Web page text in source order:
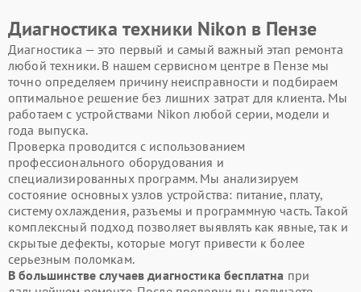
Диагностика техники Nikon в Пензе
Диагностика — это первый и самый важный этап ремонта
любой техники. В нашем сервисном центре в Пензе мы
точно определяем причину неисправности и подбираем
оптимальное решение без лишних затрат для клиента. Мы
работаем с устройствами Nikon любой серии, модели и
года выпуска.
Проверка проводится с использованием
профессионального оборудования и
специализированных программ. Мы анализируем
состояние основных узлов устройства: питание, плату,
систему охлаждения, разъемы и программную часть. Такой
комплексный подход позволяет выявлять как явные, так и
скрытые дефекты, которые могут привести к более
серьезным поломкам.
В большинстве случаев диагностика бесплатна при